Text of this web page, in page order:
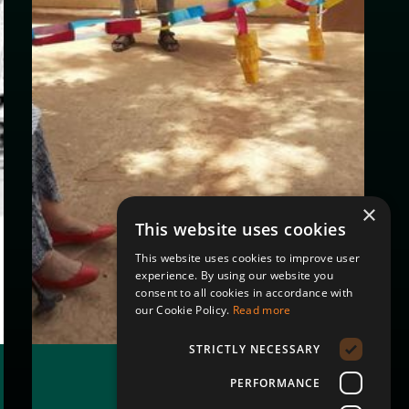
حاميات التراث
غريزيلدا والأطفال
×
This website uses cookies
This website uses cookies to improve user
experience. By using our website you
consent to all cookies in accordance with
our Cookie Policy. Read more
STRICTLY NECESSARY
PERFORMANCE